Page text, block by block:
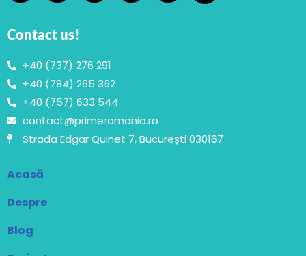
Contact us!
+40 (737) 276 291
+40 (784) 265 362
+40 (757) 633 544
contact@primeromania.ro
Strada Edgar Quinet 7, București 030167
Acasă
Despre
Blog